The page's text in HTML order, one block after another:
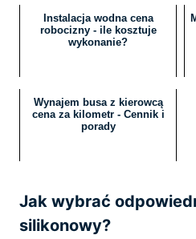
Instalacja wodna cena
robocizny - ile kosztuje
wykonanie?
Wynajem busa z kierowcą
cena za kilometr - Cennik i
porady
Jak wybrać
silikonowy?